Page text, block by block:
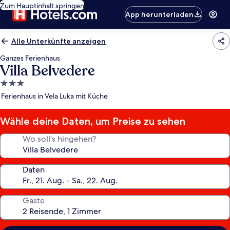
Zum Hauptinhalt springen
App herunterladen
Alle Unterkünfte anzeigen
Ganzes Ferienhaus
Villa Belvedere
3.0-
Sterne-
Ferienhaus in Vela Luka mit Küche
Wähle deine Daten, um Preise zu sehen
Wo soll’s hingehen?
Daten
Gäste